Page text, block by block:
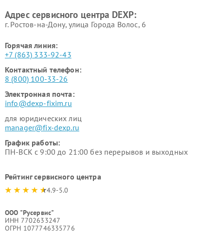
Адрес сервисного центра DEXP:
г. Ростов-на-Дону, улица Города Волос, 6
Горячая линия:
+7 (863) 333-92-43
Контактный телефон:
8 (800) 100-33-26
Электронная почта:
info@dexp-fixim.ru
для юридических лиц
manager@fix-dexp.ru
График работы:
ПН-ВСК с 9:00 до 21:00 без перерывов и выходных
Рейтинг сервисного центра
4.9-5.0
ООО "Русервис"
ИНН 7702633247
ОГРН 1077746335776